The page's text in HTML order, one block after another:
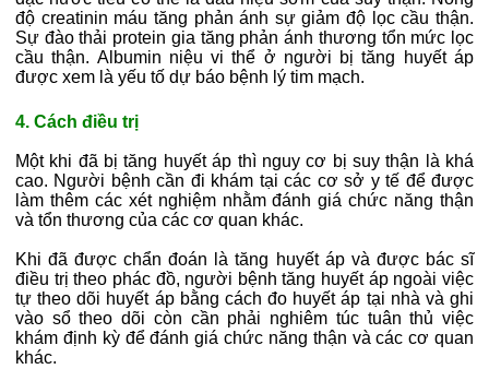
độ creatinin máu tăng phản ánh sự giảm độ lọc cầu thận.
Sự đào thải protein gia tăng phản ánh thương tổn mức lọc
cầu thận. Albumin niệu vi thể ở người bị tăng huyết áp
được xem là yếu tố dự báo bệnh lý tim mạch.
4. Cách điều trị
Một khi đã bị tăng huyết áp thì nguy cơ bị suy thận là khá
cao. Người bệnh cần đi khám tại các cơ sở y tế để được
làm thêm các xét nghiệm nhằm đánh giá chức năng thận
và tổn thương của các cơ quan khác.
Khi đã được chẩn đoán là tăng huyết áp và được bác sĩ
điều trị theo phác đồ, người bệnh tăng huyết áp ngoài việc
tự theo dõi huyết áp bằng cách đo huyết áp tại nhà và ghi
vào sổ theo dõi còn cần phải nghiêm túc tuân thủ việc
khám định kỳ để đánh giá chức năng thận và các cơ quan
khác.